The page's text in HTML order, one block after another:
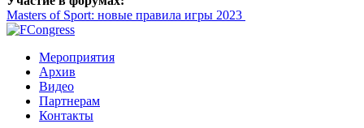
Masters of Sport: новые правила игры 2023
Мероприятия
Архив
Видео
Партнерам
Контакты